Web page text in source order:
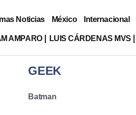
Noticias México Internacional
AMPARO LUIS CÁRDENAS MVS
GEEK
Batman